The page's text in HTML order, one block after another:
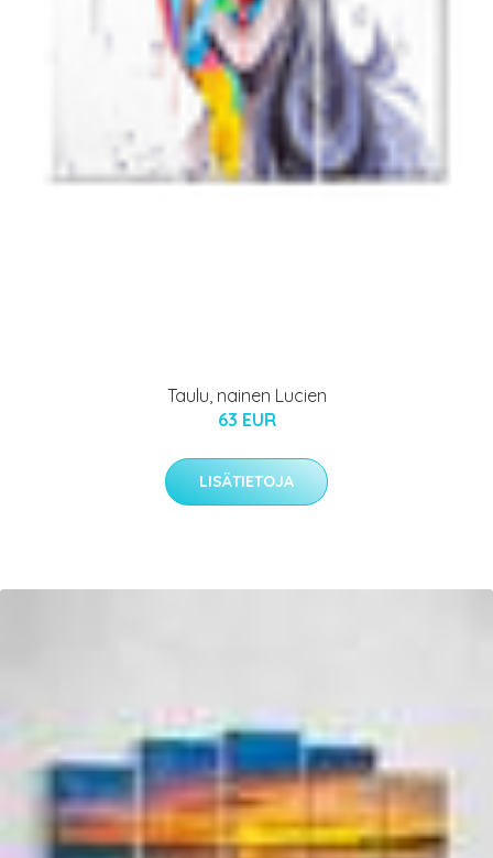
Taulu, nainen Lucien
63 EUR
LISÄTIETOJA